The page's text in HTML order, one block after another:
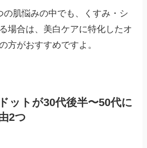
の肌悩みの中でも、くすみ・シ
場合は、美白ケアに特化したオ
方がおすすめですよ。
ットが30代後半〜50代に
2つ